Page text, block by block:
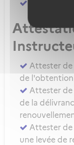
Attester
Attester
de
Attester
de la
Attester de
une levée de